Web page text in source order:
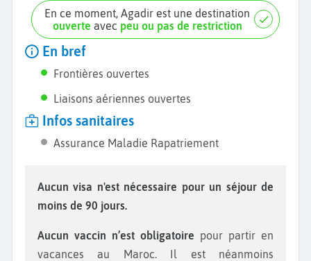
En ce moment, Agadir est une destination
ouverte avec peu ou pas de restriction
En bref
Frontières ouvertes
Liaisons aériennes ouvertes
Infos sanitaires
Assurance Maladie Rapatriement
Aucun visa n'est nécessaire pour un séjour de
moins de 90 jours.
Aucun vaccin n’est obligatoire pour partir en
vacances au Maroc. Il est néanmoins